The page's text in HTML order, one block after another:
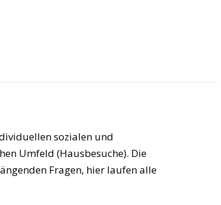
sozialen und
Umfeld (Hausbesuche). Die
Fragen, hier laufen alle